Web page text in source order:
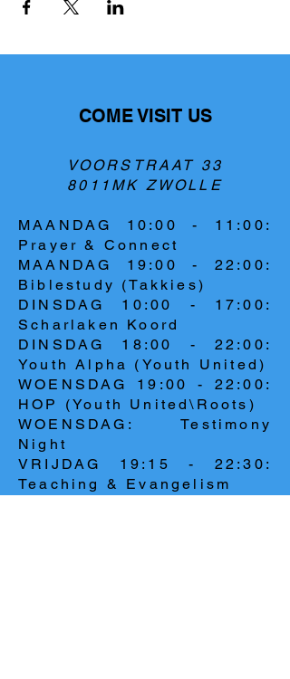
COME VISIT US
VOORSTRAAT 33
8011MK ZWOLLE
MAANDAG 10:00 - 11:00:
Prayer & Connect
MAANDAG 19:00 - 22:00:
Biblestudy (Takkies)
DINSDAG 10:00 - 17:00:
Scharlaken Koord
DINSDAG 18:00 - 22:00:
Youth Alpha (Youth United)
WOENSDAG 19:00 - 22:00:
HOP (Youth United\Roots)
WOENSDAG: Testimony
Night
VRIJDAG 19:15 - 22:30:
Teaching & Evangelism